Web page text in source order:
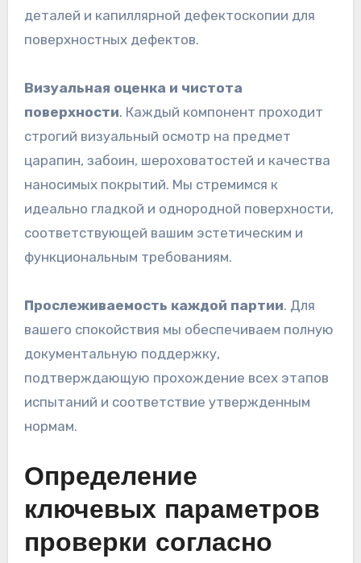
деталей и капиллярной дефектоскопии для
поверхностных дефектов.
Визуальная оценка и чистота
поверхности. Каждый компонент проходит
строгий визуальный осмотр на предмет
царапин, забоин, шероховатостей и качества
наносимых покрытий. Мы стремимся к
идеально гладкой и однородной поверхности,
соответствующей вашим эстетическим и
функциональным требованиям.
Прослеживаемость каждой партии. Для
вашего спокойствия мы обеспечиваем полную
документальную поддержку,
подтверждающую прохождение всех этапов
испытаний и соответствие утвержденным
нормам.
Определение
ключевых параметров
проверки согласно